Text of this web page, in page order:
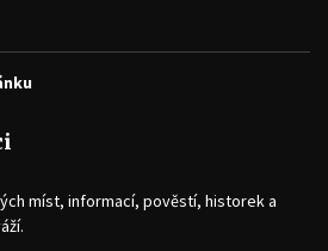
míst, informací, pověstí, historek a